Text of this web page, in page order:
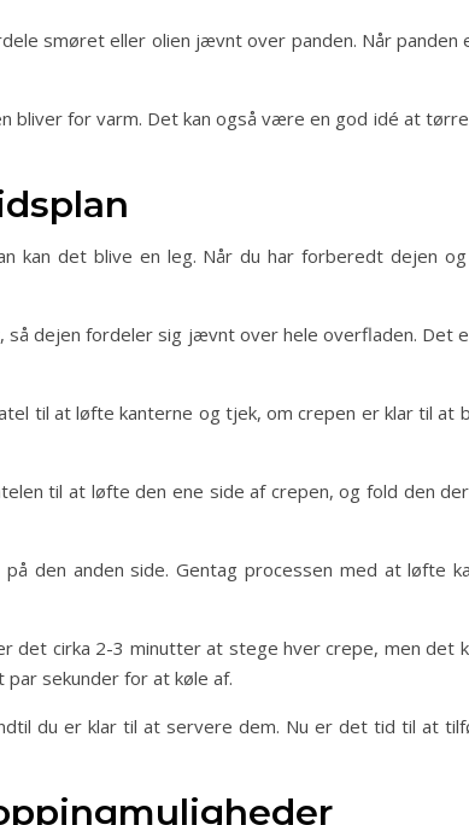
smøret eller olien jævnt over panden. Når panden
bliver for varm. Det kan også være en god idé at
kan det blive en leg. Når du har forberedt dejen
dejen fordeler sig jævnt over hele overfladen. Det
til at løfte kanterne og tjek, om crepen er klar til at
til at løfte den ene side af crepen, og fold den
den anden side. Gentag processen med at løfte
det cirka 2-3 minutter at stege hver crepe, men det
sekunder for at køle af.
du er klar til at servere dem. Nu er det tid til at